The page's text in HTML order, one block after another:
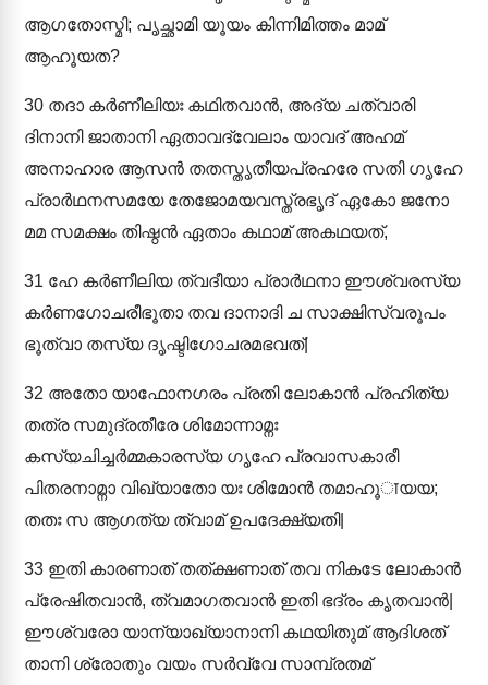
ആഗതോസ്മി; പൃച്ഛാമി യൂയം കിന്നിമിത്തം മാമ്
ആഹൂയത?
30 തദാ കർണീലിയഃ കഥിതവാൻ, അദ്യ ചത്വാരി
ദിനാനി ജാതാനി ഏതാവദ്വേലാം യാവദ് അഹമ്
അനാഹാര ആസൻ തതസ്തൃതീയപ്രഹരേ സതി ഗൃഹേ
പ്രാർഥനസമയേ തേജോമയവസ്ത്രഭൃദ് ഏകോ ജനോ
മമ സമക്ഷം തിഷ്ഠൻ ഏതാം കഥാമ് അകഥയത്,
31 ഹേ കർണീലിയ ത്വദീയാ പ്രാർഥനാ ഈശ്വരസ്യ
കർണഗോചരീഭൂതാ തവ ദാനാദി ച സാക്ഷിസ്വരൂപം
ഭൂത്വാ തസ്യ ദൃഷ്ടിഗോചരമഭവത്|
32 അതോ യാഫോനഗരം പ്രതി ലോകാൻ പ്രഹിത്യ
തത്ര സമുദ്രതീരേ ശിമോന്നാമ്നഃ
കസ്യചിച്ചർമ്മകാരസ്യ ഗൃഹേ പ്രവാസകാരീ
പിതരനാമ്നാ വിഖ്യാതോ യഃ ശിമോൻ തമാഹൂाയയ;
തതഃ സ ആഗത്യ ത്വാമ് ഉപദേക്ഷ്യതി|
33 ഇതി കാരണാത് തത്ക്ഷണാത് തവ നികടേ ലോകാൻ
പ്രേഷിതവാൻ, ത്വമാഗതവാൻ ഇതി ഭദ്രം കൃതവാൻ|
ഈശ്വരോ യാന്യാഖ്യാനാനി കഥയിതുമ് ആദിശത്
താനി ശ്രോതും വയം സർവ്വേ സാമ്പ്രതമ്